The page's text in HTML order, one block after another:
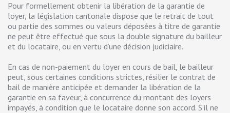
Pour formellement obtenir la libération de la garantie de
loyer, la législation cantonale dispose que le retrait de tout
ou partie des sommes ou valeurs déposées à titre de garantie
ne peut être effectué que sous la double signature du bailleur
et du locataire, ou en vertu d’une décision judiciaire.
En cas de non-paiement du loyer en cours de bail, le bailleur
peut, sous certaines conditions strictes, résilier le contrat de
bail de manière anticipée et demander la libération de la
garantie en sa faveur, à concurrence du montant des loyers
impayés, à condition que le locataire donne son accord. S’il ne